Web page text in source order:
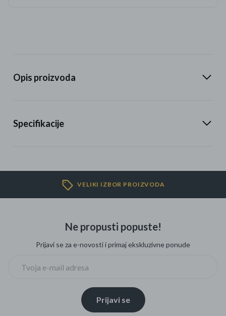
Opis proizvoda
Specifikacije
VELIKI IZBOR PROIZVODA
Ne propusti popuste!
Prijavi se za e-novosti i primaj ekskluzivne ponude
Prijavi se